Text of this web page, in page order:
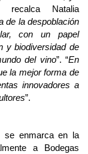
Natalia
de la despoblación
con un papel
y biodiversidad de
del vino”. “En
la mejor forma de
innovadores a
”.
se enmarca en la
a Bodegas